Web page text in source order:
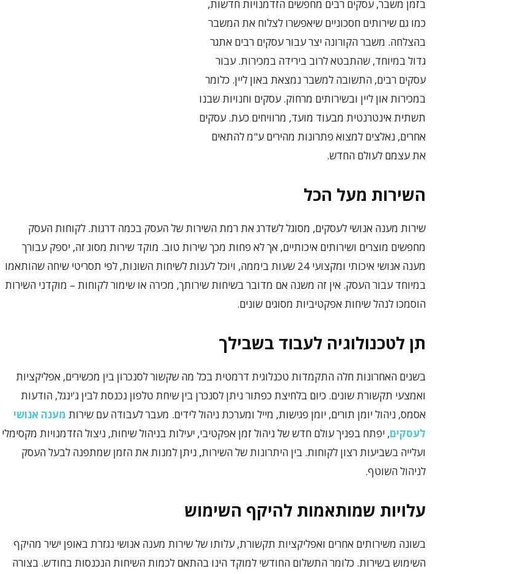
בזמן משבר, עסקים רבים מחפשים הזדמנויות חדשות,
כמו גם שירותים חסכוניים שיאפשרו לצלוח את המשבר
בהצלחה. משבר הקורונה יצר עבור עסקים רבים אתגר
גדול במיוחד, שהתבטא לרוב בירידה במכירות. עבור
עסקים רבים, התשובה למשבר נמצאת באון ליין. כלומר
במכירות און ליין ובשירותים מרחוק. עסקים וחנויות שבנו
תשתית אינטרנטית מבעוד מועד, מרוויחים כעת. עסקים
אחרים, נאלצים למצוא פתרונות מהירים ע"מ להתאים
את עצמם לעולם החדש.
השירות מעל הכל
שירות מענה אנושי לעסקים, מסוגל לשדרג את רמת השירות של העסק בכמה דרגות. לקוחות העסק
מחפשים מוצרים ושירותים איכותיים, אך לא פחות מכך שירות טוב. מוקד שירות מסוג זה, יספק עבורך
מענה אנושי איכותי ומקצועי 24 שעות ביממה, ויוכל לענות לשיחות השונות, לפי תסריטי שיחה שהותאמו
במיוחד עבור העסק. אין זה משנה אם מדובר בשיחות שירותך, מכירה או שימור לקוחות – מוקדני השירות
הוסמכו לנהל שיחות אפקטיביות מסוגים שונים.
תן לטכנולוגיה לעבוד בשבילך
בשנים האחרונות חלה התקמדות טכנלוגית דרמטית בכל מה שקשור לסנכרון בין מכשירים, אפליקציות
ואמצעי תקשורת שונים. כיום בלחיצת כפתור ניתן לסנכרן בין שיחת טלפון נכנסת לבין ג'ינגל, הודעות
אסמס, ניהול יומן תורים, יומן פגישות, מייל ומערכת ניהול לידים. מעבר לעבודה עם שירות מענה אנושי
לעסקים, יפתח בפניך עולם חדש של ניהול זמן אפקטיבי, יעילות בניהול שיחות, ניצול הזדמנויות מקסימלי
ועלייה בשביעות רצון לקוחות. בין היתרונות של השירות, ניתן למנות את הזמן שמתפנה לבעל העסק
לניהול השוטף.
עלויות שמותאמות להיקף השימוש
בשונה משירותים אחרים ואפליקציות תקשורת, עלותו של שירות מענה אנושי נגזרת באופן ישיר מהיקף
השימוש בשירות. כלומר התשלום החודשי למוקד הינו בהתאם לכמות השיחות הנכנסות בחודש. בצורה